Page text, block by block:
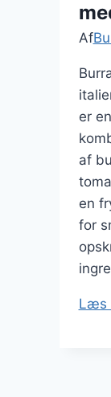
Af
er
af
en
for
Læs